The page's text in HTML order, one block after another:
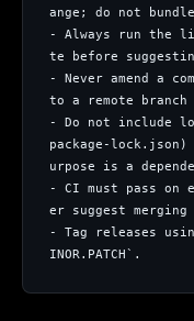
ange; do not
- Always run the
te before
- Never amend a
to a remote branch
- Do not include
package-
urpose is a
- CI must pass on
er suggest
- Tag releases
INOR.PATCH`.